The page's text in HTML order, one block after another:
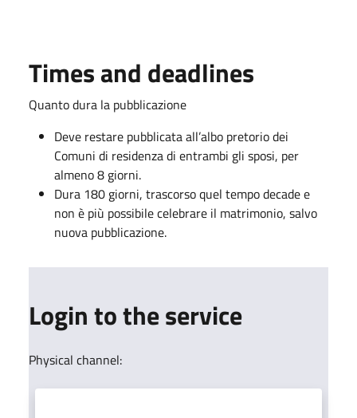
Times and deadlines
Quanto dura la pubblicazione
Deve restare pubblicata all’albo pretorio dei
Comuni di residenza di entrambi gli sposi, per
almeno 8 giorni.
Dura 180 giorni, trascorso quel tempo decade e
non è più possibile celebrare il matrimonio, salvo
nuova pubblicazione.
Login to the service
Physical channel: